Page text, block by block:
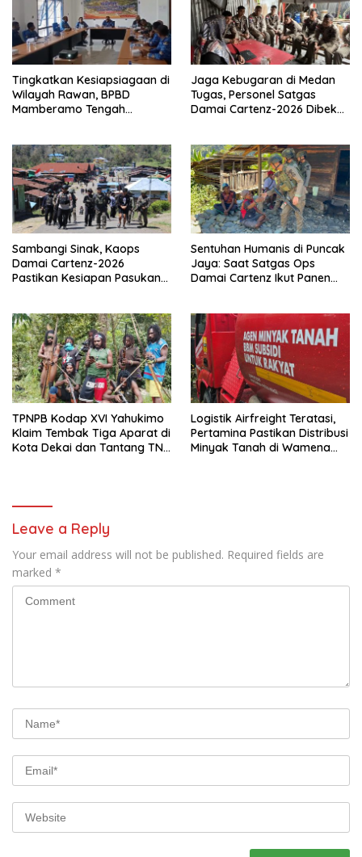
Tingkatkan Kesiapsiagaan di
Wilayah Rawan, BPBD
Mamberamo Tengah
Jaga Kebugaran di Medan
Tugas, Personel Satgas
Damai Cartenz-2026 Dibekali
Sambangi Sinak, Kaops
Damai Cartenz-2026
Pastikan Kesiapan Pasukan
Sentuhan Humanis di Puncak
Jaya: Saat Satgas Ops
Damai Cartenz Ikut Panen
TPNPB Kodap XVI Yahukimo
Klaim Tembak Tiga Aparat di
Kota Dekai dan Tantang TNI-
Logistik Airfreight Teratasi,
Pertamina Pastikan Distribusi
Minyak Tanah di Wamena
Leave a Reply
Your email address will not be published. Required fields are
marked *